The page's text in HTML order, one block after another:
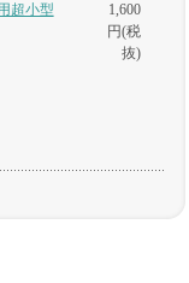
超小型
1,600
円(税
抜)